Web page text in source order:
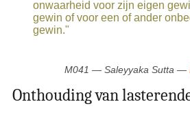
onwaarheid voor zijn eigen
gewin of voor een of ander
gewin."
M041 — Saleyyaka Sutta —
Onthouding van